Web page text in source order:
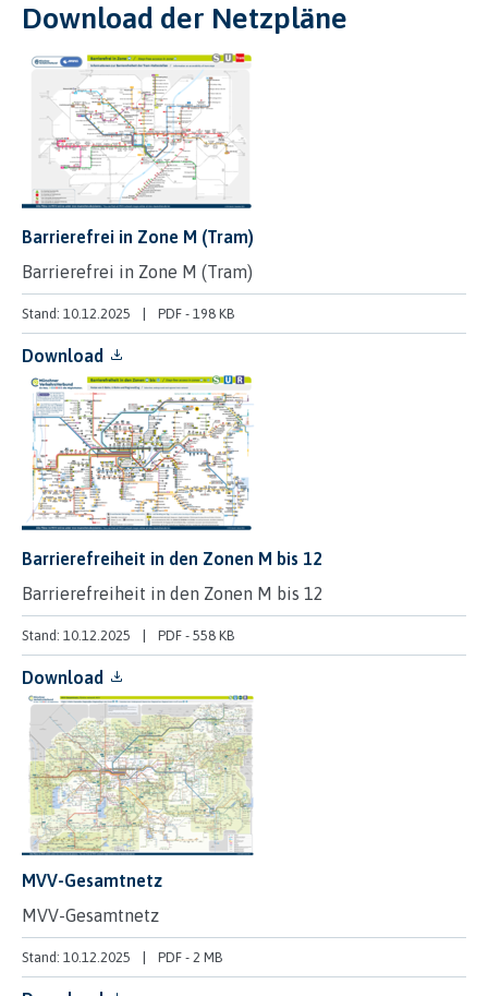
Download der Netzpläne
Barrierefrei in Zone M (Tram)
Barrierefrei in Zone M (Tram)
Stand: 10.12.2025 PDF - 198 KB
Download
Barrierefreiheit in den Zonen M bis 12
Barrierefreiheit in den Zonen M bis 12
Stand: 10.12.2025 PDF - 558 KB
Download
MVV-Gesamtnetz
MVV-Gesamtnetz
Stand: 10.12.2025 PDF - 2 MB